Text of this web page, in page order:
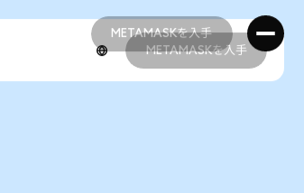
METAMASKを入手
METAMASKを入手
METAMASKを入手